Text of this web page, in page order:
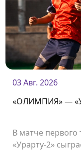
03 Авг. 2026
«ОЛИМПИЯ» —
В матче
«Урарту-2»